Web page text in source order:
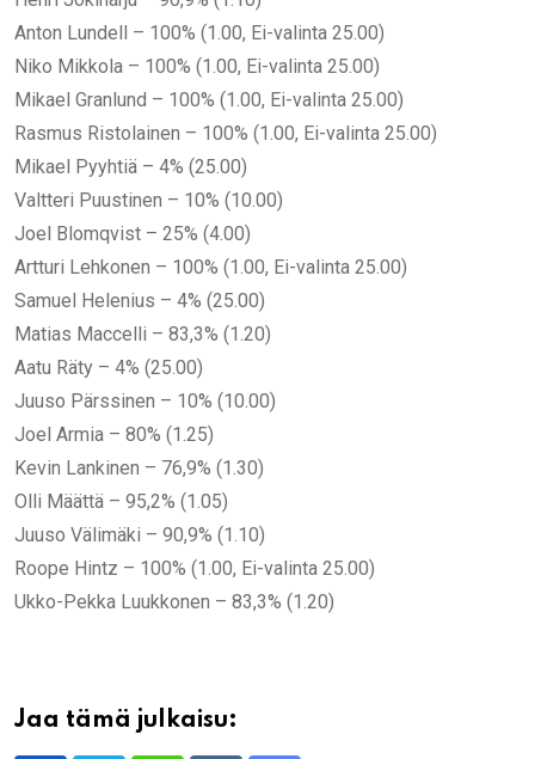
Anton Lundell – 100% (1.00, Ei-valinta 25.00)
Niko Mikkola – 100% (1.00, Ei-valinta 25.00)
Mikael Granlund – 100% (1.00, Ei-valinta 25.00)
Rasmus Ristolainen – 100% (1.00, Ei-valinta 25.00)
Mikael Pyyhtiä – 4% (25.00)
Valtteri Puustinen – 10% (10.00)
Joel Blomqvist – 25% (4.00)
Artturi Lehkonen – 100% (1.00, Ei-valinta 25.00)
Samuel Helenius – 4% (25.00)
Matias Maccelli – 83,3% (1.20)
Aatu Räty – 4% (25.00)
Juuso Pärssinen – 10% (10.00)
Joel Armia – 80% (1.25)
Kevin Lankinen – 76,9% (1.30)
Olli Määttä – 95,2% (1.05)
Juuso Välimäki – 90,9% (1.10)
Roope Hintz – 100% (1.00, Ei-valinta 25.00)
Ukko-Pekka Luukkonen – 83,3% (1.20)
Jaa tämä julkaisu: